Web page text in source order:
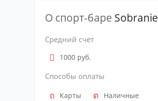
О спорт-баре Sobranie
Средний счёт
1000 руб.
Способы оплаты
Карты Наличные